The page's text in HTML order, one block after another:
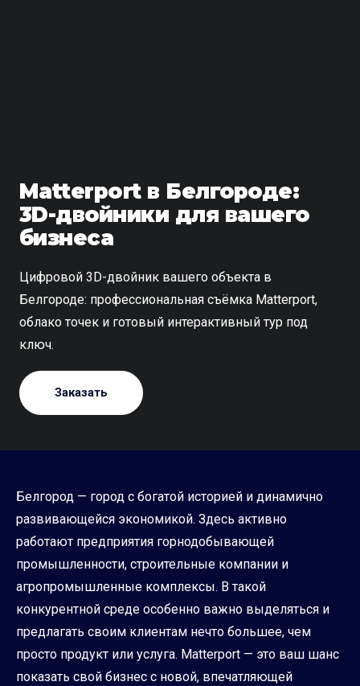
Matterport в Белгороде:
3D-двойники для вашего
бизнеса
Цифровой 3D-двойник вашего объекта в
Белгороде: профессиональная съёмка Matterport,
облако точек и готовый интерактивный тур под
ключ.
Заказать
Белгород — город с богатой историей и динамично
развивающейся экономикой. Здесь активно
работают предприятия горнодобывающей
промышленности, строительные компании и
агропромышленные комплексы. В такой
конкурентной среде особенно важно выделяться и
предлагать своим клиентам нечто большее, чем
просто продукт или услуга. Matterport — это ваш шанс
показать свой бизнес с новой, впечатляющей